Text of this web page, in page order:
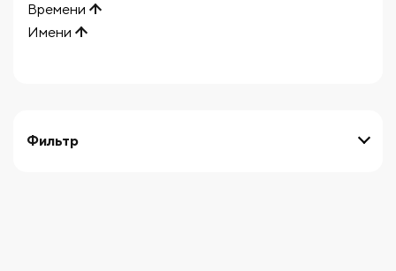
Фильтр
Времени
Имени